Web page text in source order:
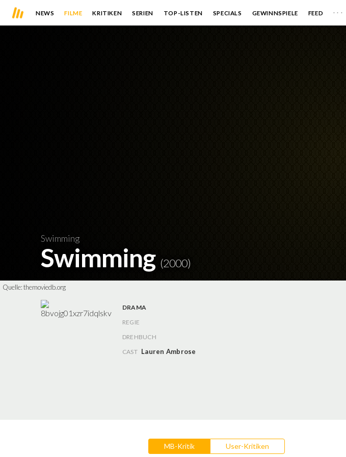
NEWS FILME KRITIKEN SERIEN TOP-LISTEN SPECIALS GEWINNSPIELE FEED . . .
Swimming
Swimming (2000)
Quelle:themoviedb.org
DRAMA
REGIE
DREHBUCH
CAST Lauren Ambrose
MB-Kritik User-Kritiken